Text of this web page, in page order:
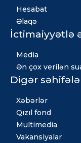
Hesabat
Əlaqə
İctimaiyyətlə
Media
Ən çox verilən
Digər
Xəbərlər
Qızıl fond
Multimedia
Vakansiyalar